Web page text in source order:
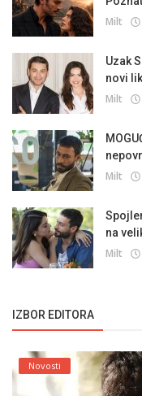
Milt
Uzak
novi
Milt
Milt
na
Milt
IZBOR EDITORA
Novosti